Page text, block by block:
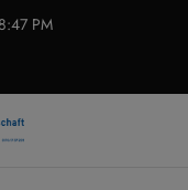
PM